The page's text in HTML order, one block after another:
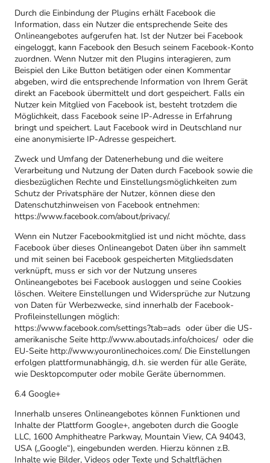
Durch die Einbindung der Plugins erhält Facebook die
Information, dass ein Nutzer die entsprechende Seite des
Onlineangebotes aufgerufen hat. Ist der Nutzer bei Facebook
eingeloggt, kann Facebook den Besuch seinem Facebook-Konto
zuordnen. Wenn Nutzer mit den Plugins interagieren, zum
Beispiel den Like Button betätigen oder einen Kommentar
abgeben, wird die entsprechende Information von Ihrem Gerät
direkt an Facebook übermittelt und dort gespeichert. Falls ein
Nutzer kein Mitglied von Facebook ist, besteht trotzdem die
Möglichkeit, dass Facebook seine IP-Adresse in Erfahrung
bringt und speichert. Laut Facebook wird in Deutschland nur
eine anonymisierte IP-Adresse gespeichert.
Zweck und Umfang der Datenerhebung und die weitere
Verarbeitung und Nutzung der Daten durch Facebook sowie die
diesbezüglichen Rechte und Einstellungsmöglichkeiten zum
Schutz der Privatsphäre der Nutzer, können diese den
Datenschutzhinweisen von Facebook entnehmen:
https://www.facebook.com/about/privacy/.
Wenn ein Nutzer Facebookmitglied ist und nicht möchte, dass
Facebook über dieses Onlineangebot Daten über ihn sammelt
und mit seinen bei Facebook gespeicherten Mitgliedsdaten
verknüpft, muss er sich vor der Nutzung unseres
Onlineangebotes bei Facebook ausloggen und seine Cookies
löschen. Weitere Einstellungen und Widersprüche zur Nutzung
von Daten für Werbezwecke, sind innerhalb der Facebook-
Profileinstellungen möglich:
https://www.facebook.com/settings?tab=ads oder über die US-
amerikanische Seite http://www.aboutads.info/choices/ oder die
EU-Seite http://www.youronlinechoices.com/. Die Einstellungen
erfolgen plattformunabhängig, d.h. sie werden für alle Geräte,
wie Desktopcomputer oder mobile Geräte übernommen.
6.4 Google+
Innerhalb unseres Onlineangebotes können Funktionen und
Inhalte der Plattform Google+, angeboten durch die Google
LLC, 1600 Amphitheatre Parkway, Mountain View, CA 94043,
USA („Google“), eingebunden werden. Hierzu können z.B.
Inhalte wie Bilder, Videos oder Texte und Schaltflächen